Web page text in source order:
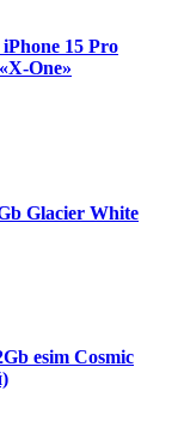
15 Pro
One»
Glacier White
esim Cosmic